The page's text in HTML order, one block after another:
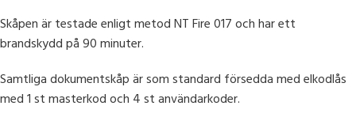
Skåpen är testade enligt metod NT Fire 017 och har ett
brandskydd på 90 minuter.
Samtliga dokumentskåp är som standard försedda med elkodlås
med 1 st masterkod och 4 st användarkoder.